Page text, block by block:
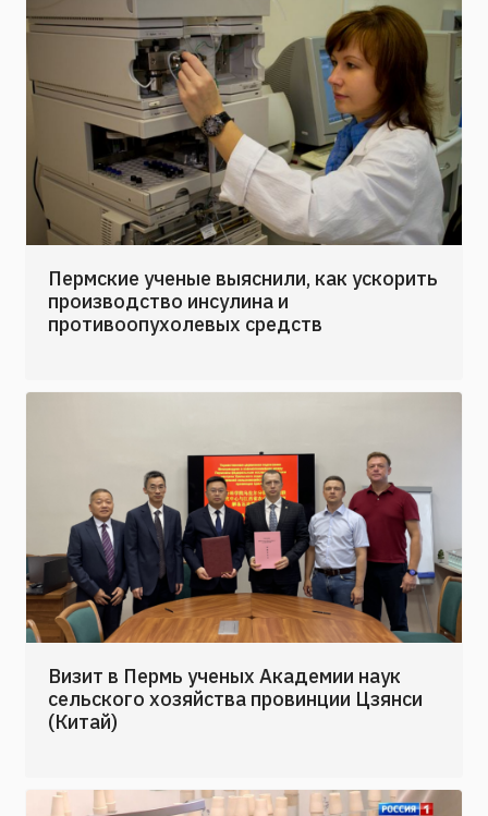
производство инсулина и
противоопухолевых средств
сельского хозяйства провинции Цзянси
(Китай)